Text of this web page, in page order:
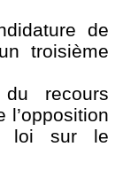
de
troisième
recours
l’opposition
loi sur le